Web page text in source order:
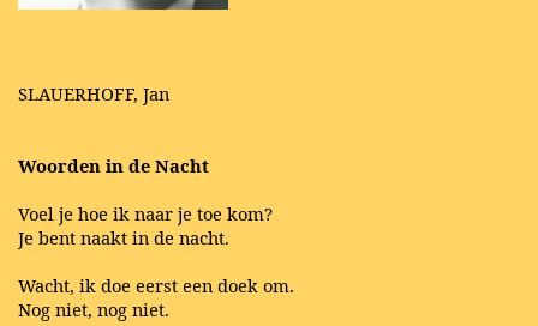
SLAUERHOFF, Jan
Woorden in de Nacht
Voel je hoe ik naar je toe kom?
Je bent naakt in de nacht.
Wacht, ik doe eerst een doek om.
Nog niet, nog niet.